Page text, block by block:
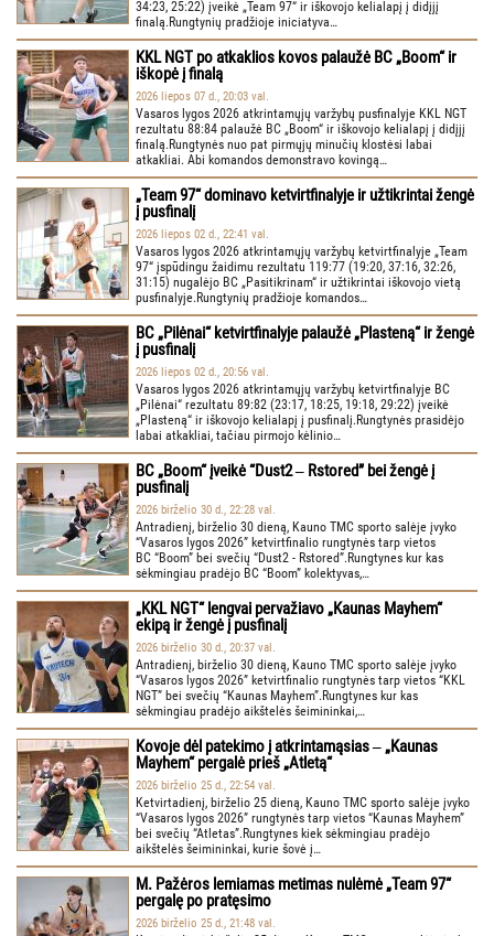
34:23, 25:22) įveikė „Team 97“ ir iškovojo kelialapį į didįjį
finalą.Rungtynių pradžioje iniciatyva…
KKL NGT po atkaklios kovos palaužė BC „Boom“ ir
iškopė į finalą
2026 liepos 07 d., 20:03 val.
Vasaros lygos 2026 atkrintamųjų varžybų pusfinalyje KKL NGT
rezultatu 88:84 palaužė BC „Boom“ ir iškovojo kelialapį į didįjį
finalą.Rungtynės nuo pat pirmųjų minučių klostėsi labai
atkakliai. Abi komandos demonstravo kovingą…
„Team 97“ dominavo ketvirtfinalyje ir užtikrintai žengė
į pusfinalį
2026 liepos 02 d., 22:41 val.
Vasaros lygos 2026 atkrintamųjų varžybų ketvirtfinalyje „Team
97“ įspūdingu žaidimu rezultatu 119:77 (19:20, 37:16, 32:26,
31:15) nugalėjo BC „Pasitikrinam“ ir užtikrintai iškovojo vietą
pusfinalyje.Rungtynių pradžioje komandos…
BC „Pilėnai“ ketvirtfinalyje palaužė „Plasteną“ ir žengė
į pusfinalį
2026 liepos 02 d., 20:56 val.
Vasaros lygos 2026 atkrintamųjų varžybų ketvirtfinalyje BC
„Pilėnai“ rezultatu 89:82 (23:17, 18:25, 19:18, 29:22) įveikė
„Plasteną“ ir iškovojo kelialapį į pusfinalį.Rungtynės prasidėjo
labai atkakliai, tačiau pirmojo kėlinio…
BC „Boom“ įveikė “Dust2 ‒ Rstored” bei žengė į
pusfinalį
2026 birželio 30 d., 22:28 val.
Antradienį, birželio 30 dieną, Kauno TMC sporto salėje įvyko
“Vasaros lygos 2026” ketvirtfinalio rungtynės tarp vietos
BC “Boom” bei svečių “Dust2 - Rstored”.Rungtynes kur kas
sėkmingiau pradėjo BC “Boom” kolektyvas,…
„KKL NGT“ lengvai pervažiavo „Kaunas Mayhem“
ekipą ir žengė į pusfinalį
2026 birželio 30 d., 20:37 val.
Antradienį, birželio 30 dieną, Kauno TMC sporto salėje įvyko
“Vasaros lygos 2026” ketvirtfinalio rungtynės tarp vietos “KKL
NGT” bei svečių “Kaunas Mayhem”.Rungtynes kur kas
sėkmingiau pradėjo aikštelės šeimininkai,…
Kovoje dėl patekimo į atkrintamąsias ‒ „Kaunas
Mayhem“ pergalė prieš „Atletą“
2026 birželio 25 d., 22:54 val.
Ketvirtadienį, birželio 25 dieną, Kauno TMC sporto salėje įvyko
“Vasaros lygos 2026” rungtynės tarp vietos “Kaunas Mayhem”
bei svečių “Atletas”.Rungtynes kiek sėkmingiau pradėjo
aikštelės šeimininkai, kurie šovė į…
M. Pažėros lemiamas metimas nulėmė „Team 97“
pergalę po pratęsimo
2026 birželio 25 d., 21:48 val.